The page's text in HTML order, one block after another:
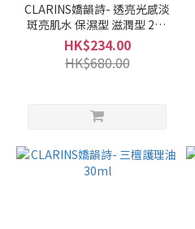
CLARINS嬌韻詩- 透亮光感淡
斑亮肌水 保濕型 滋潤型 200
毫升
HK$234.00
HK$680.00